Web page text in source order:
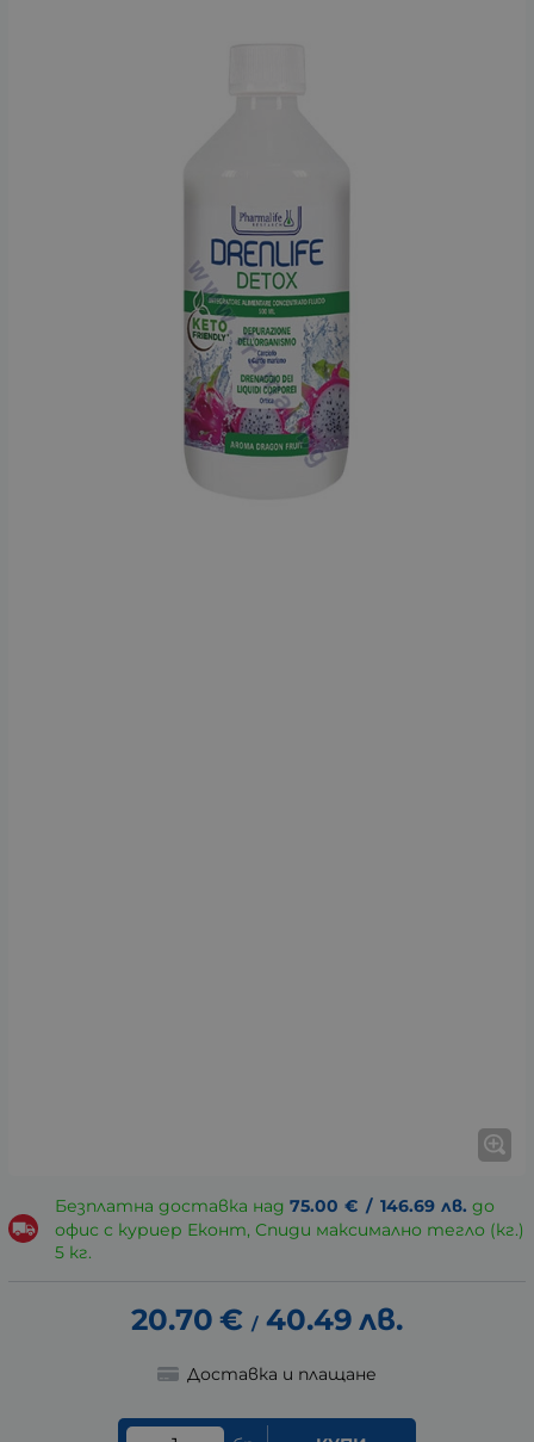
Безплатна доставка над 75.00 € / 146.69 лв. до
офис с куриер Еконт, Спиди максимално тегло (кг.)
5 кг.
20.70 € / 40.49 лв.
Доставка и плащане